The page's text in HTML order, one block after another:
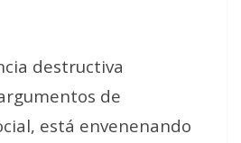
destructiva
de
está envenenando